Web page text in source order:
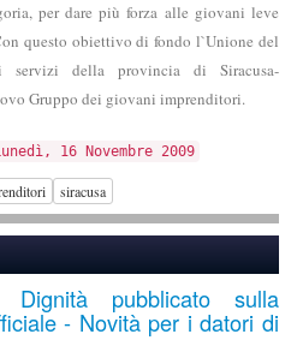
per dare più forza alle giovani leve
questo obiettivo di fondo l`Unione del
servizi della provincia di Siracusa-
Gruppo dei giovani imprenditori.
16 Novembre 2009
siracusa
pubblicato sulla
- Novità per i datori di